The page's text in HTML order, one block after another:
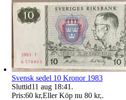
Svensk sedel 10 Kronor 1983
Sluttid11 aug 18:41 .
Pris:60 kr,Eller Köp nu 80 kr,.